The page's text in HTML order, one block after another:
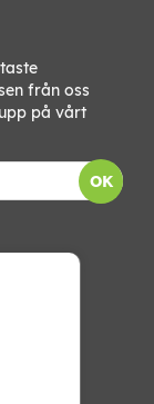
från oss
på vårt
OK